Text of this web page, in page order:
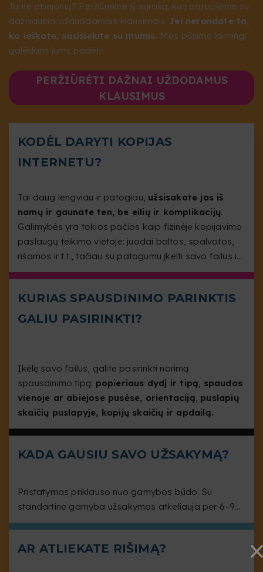
Turite abejonių? Peržiūrėkite šį sąrašą, kurį paruošėme su
dažniausiai užduodamais klausimais. Jei nerandate to,
ko ieškote, susisiekite su mumis.
galėdami jums padėti!
PERŽIŪRĖTI DAŽNAI UŽDODAMUS
KLAUSIMUS
KODĖL DARYTI KOPIJAS
INTERNETU?
Tai daug lengviau ir patogiau, užsisakote jas iš
namų ir gaunate ten, be eilių ir komplikacijų.
Galimybės yra tokios pačios kaip fizinėje kopijavimo
paslaugų teikimo vietoje: juodai baltos, spalvotos,
rišamos ir t.t., tačiau su patogumu įkelti savo failus iš
bet kurio įrenginio, turinčio prieigą prie interneto.
KURIAS SPAUSDINIMO PARINKTIS
GALIU PASIRINKTI?
Įkėlę savo failus, galite pasirinkti norimą
spausdinimo tipą: popieriaus dydį ir tipą, spaudos
vienoje ar abiejose pusėse, orientaciją, puslapių
skaičių puslapyje, kopijų skaičių ir apdailą.
KADA GAUSIU SAVO UŽSAKYMĄ?
Pristatymas priklauso nuo gamybos būdo. Su
standartine gamyba užsakymas atkeliauja per 6–9
dienos darbo dienas.
AR ATLIEKATE RIŠIMĄ?